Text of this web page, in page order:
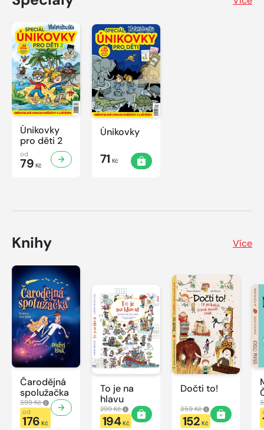
Únikovky
pro děti 2
od
79 Kč
Únikovky
71 Kč
Knihy Více
Čarodějná
spolužačka
399 Kč
od
176 Kč
To je na
hlavu
299 Kč
194Kč
Dočti to!
359 Kč
152 Kč